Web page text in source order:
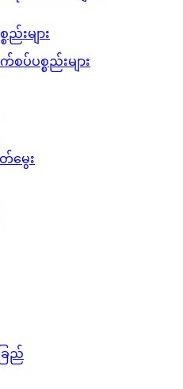
ည်းများ
ပစ္စည်းများ
မွေး
ြည်